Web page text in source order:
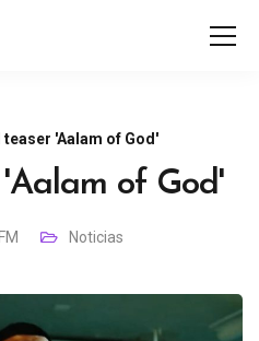
teaser 'Aalam of God'
of God'
Noticias